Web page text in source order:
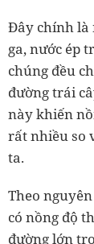
Đây chính là
ga, nước ép
chúng đều
đường trái
này khiến
rất nhiều so
ta.
Theo
có nồng độ
đường lớn